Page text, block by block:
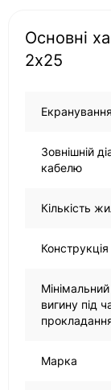
Основні
2х25
Екранування
Зовнішній
кабелю
Кількість
вигину під
Марка